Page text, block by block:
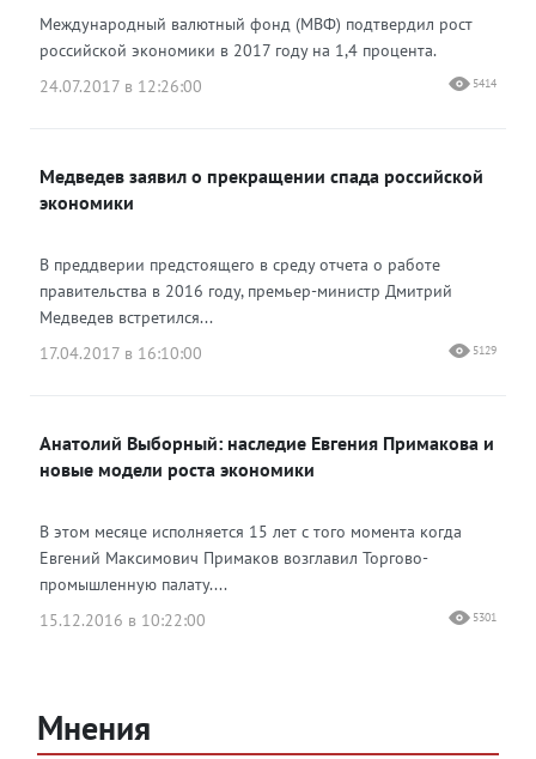
Международный валютный фонд (МВФ) подтвердил рост
российской экономики в 2017 году на 1,4 процента.
24.07.2017 в 12:26:00
5414
Медведев заявил о прекращении спада российской
экономики
В преддверии предстоящего в среду отчета о работе
правительства в 2016 году, премьер-министр Дмитрий
Медведев встретился...
17.04.2017 в 16:10:00
5129
Анатолий Выборный: наследие Евгения Примакова и
новые модели роста экономики
В этом месяце исполняется 15 лет с того момента когда
Евгений Максимович Примаков возглавил Торгово-
промышленную палату....
15.12.2016 в 10:22:00
5301
Мнения